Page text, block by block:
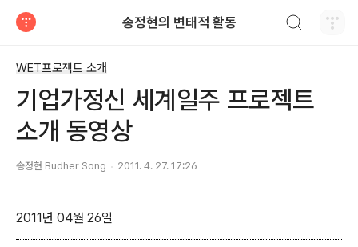
송정현의 변태적 활동
WET프로젝트 소개
기업가정신 세계일주 프로젝트
소개 동영상
송정현 Budher Song 2011. 4. 27. 17:26
2011년 04월 26일